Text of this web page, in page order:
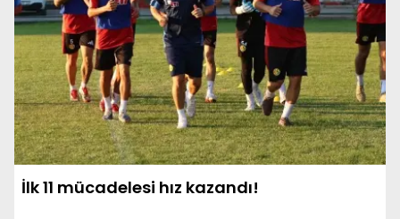
İlk 11 mücadelesi hız kazandı!